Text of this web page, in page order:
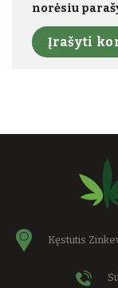
norėsiu
Kęstutis